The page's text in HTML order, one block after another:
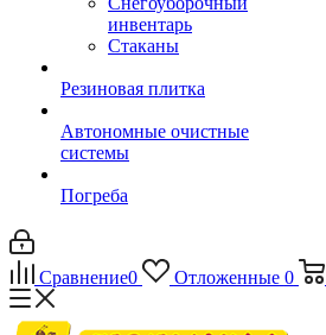
инвентарь
Стаканы
Резиновая плитка
Автономные очистные
системы
Погреба
Сравнение0 Отложенные 0